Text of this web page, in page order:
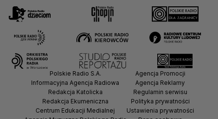
Polskie Radio S.A.
Informacyjna Agencja Radiowa
Redakcja Katolicka
Redakcja Ekumeniczna
Centrum Edukacji Medialnej
Agencja Promocji
Agencja Reklamy
Regulamin serwisu
Polityka prywatności
Ustawienia prywatności